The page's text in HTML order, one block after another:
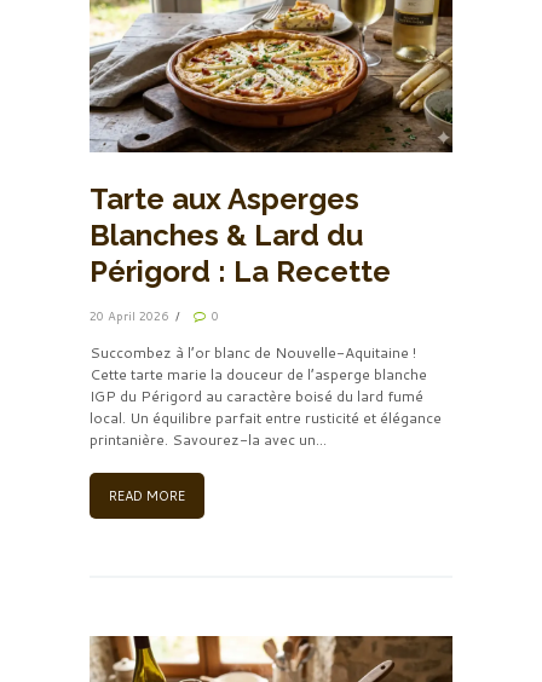
Tarte aux Asperges
Blanches & Lard du
Périgord : La Recette
20 April 2026 0
Succombez à l’or blanc de Nouvelle-Aquitaine !
Cette tarte marie la douceur de l’asperge blanche
IGP du Périgord au caractère boisé du lard fumé
local. Un équilibre parfait entre rusticité et élégance
printanière. Savourez-la avec un...
READ MORE